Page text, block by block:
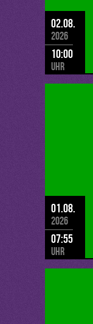
02.08.
2026
10:00
Uhr
01.08.
2026
07:55
Uhr